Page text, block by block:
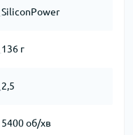
SiliconPower
136 г
2,5
5400 об/хв